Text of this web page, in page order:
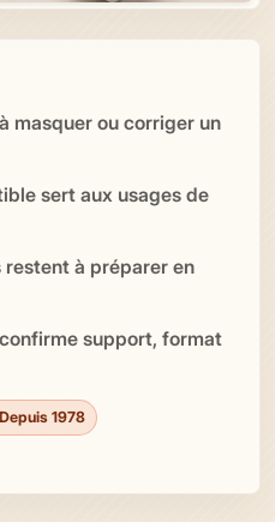
masquer ou corriger un
sert aux usages de
restent à préparer en
support, format
Depuis 1978